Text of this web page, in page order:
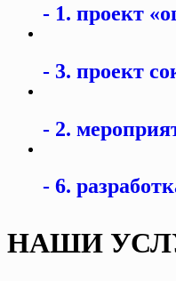
1. проект
3. проект
2.
6.
НАШИ